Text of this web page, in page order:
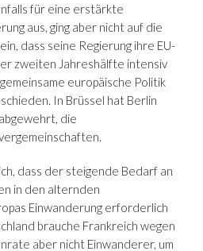
für eine erstärkte
aus, ging aber nicht auf die
dass seine Regierung ihre EU-
zweiten Jahreshälfte intensiv
europäische Politik
In Brüssel hat Berlin
die
dass der steigende Bedarf an
in den alternden
Einwanderung erforderlich
brauche Frankreich wegen
aber nicht Einwanderer, um